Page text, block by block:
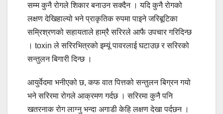
सम्म कुनै रोगले शिकार बनाउन सक्दैन । यदि कुनै रोगको
लक्षण देखिहाल्यो भने प्राकृतिक रुपमा पाइने जरिबूटिका
सम्रिश्रणको सहायताले हाम्रै सरिरले आफै उपचार गरिदिन्छ
। toxin ले सरिरभित्रको इम्यूं पावरलाई घटाउछ र सरिरको
सन्तुलन बिगारी दिन्छ ।
आयुर्वेदमा भनीएको छ, कफ वात पित्तको सन्तुलन बिग्रन गयो
भने सरिरमा रोगले आक्रमण गर्दछ । सरिरमा कुनै पनि
खतरनाक रोग लाग्नु भन्दा अगाडी केहि लक्षण देखा पर्दछन ।